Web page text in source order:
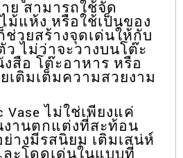
ย สามารถใช้จัด
แห้ง หรือใช้เป็นของ
ช่วยสร้างจุดเด่นให้กับ
ว ไม่ว่าจะวางบนโต๊ะ
สือ โต๊ะอาหาร หรือ
ติมเต็มความสวยงาม
Vase ไม่ใช่เพียงแค่
งานตกแต่งที่สะท้อน
างมีรสนิยม เติมเสน่ห์